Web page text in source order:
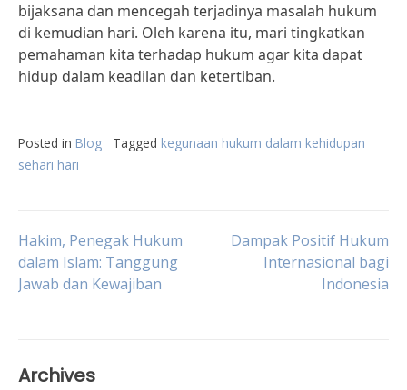
bijaksana dan mencegah terjadinya masalah hukum
di kemudian hari. Oleh karena itu, mari tingkatkan
pemahaman kita terhadap hukum agar kita dapat
hidup dalam keadilan dan ketertiban.
Posted in Blog Tagged kegunaan hukum dalam kehidupan
sehari hari
Post
navigation
Hakim, Penegak Hukum
dalam Islam: Tanggung
Jawab dan Kewajiban
Dampak Positif Hukum
Internasional bagi
Indonesia
Archives